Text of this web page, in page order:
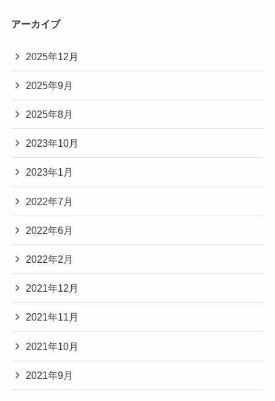
アーカイブ
2025年12月
2025年9月
2025年8月
2023年10月
2023年1月
2022年7月
2022年6月
2022年2月
2021年12月
2021年11月
2021年10月
2021年9月